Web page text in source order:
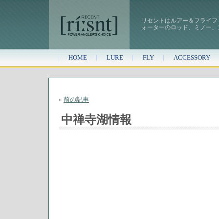
リセントはルアー＆フライ
ォーターのロッド、ミノー
HOME LURE FLY ACCESSORY
« 前の記事
中禅寺湖情報